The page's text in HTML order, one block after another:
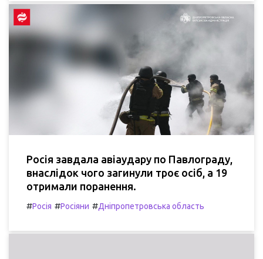
Росія завдала авіаудару по Павлограду,
внаслідок чого загинули троє осіб, а 19
отримали поранення.
#Росія #Росіяни #Дніпропетровська область